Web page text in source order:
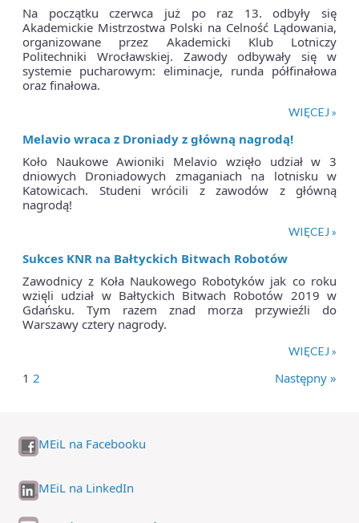
Na początku czerwca już po raz 13. odbyły się
Akademickie Mistrzostwa Polski na Celność Lądowania,
organizowane przez Akademicki Klub Lotniczy
Politechniki Wrocławskiej. Zawody odbywały się w
systemie pucharowym: eliminacje, runda półfinałowa
oraz finałowa.
WIĘCEJ »
Melavio wraca z Droniady z główną nagrodą!
Koło Naukowe Awioniki Melavio wzięło udział w 3
dniowych Droniadowych zmaganiach na lotnisku w
Katowicach. Studeni wrócili z zawodów z główną
nagrodą!
WIĘCEJ »
Sukces KNR na Bałtyckich Bitwach Robotów
Zawodnicy z Koła Naukowego Robotyków jak co roku
wzięli udział w Bałtyckich Bitwach Robotów 2019 w
Gdańsku. Tym razem znad morza przywieźli do
Warszawy cztery nagrody.
WIĘCEJ »
Następny »
1 2
MEiL na Facebooku
MEiL na LinkedIn